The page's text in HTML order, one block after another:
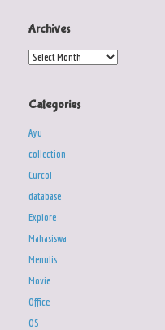
Archives
Archives
Categories
Ayu
collection
Curcol
database
Explore
Mahasiswa
Menulis
Movie
Office
OS